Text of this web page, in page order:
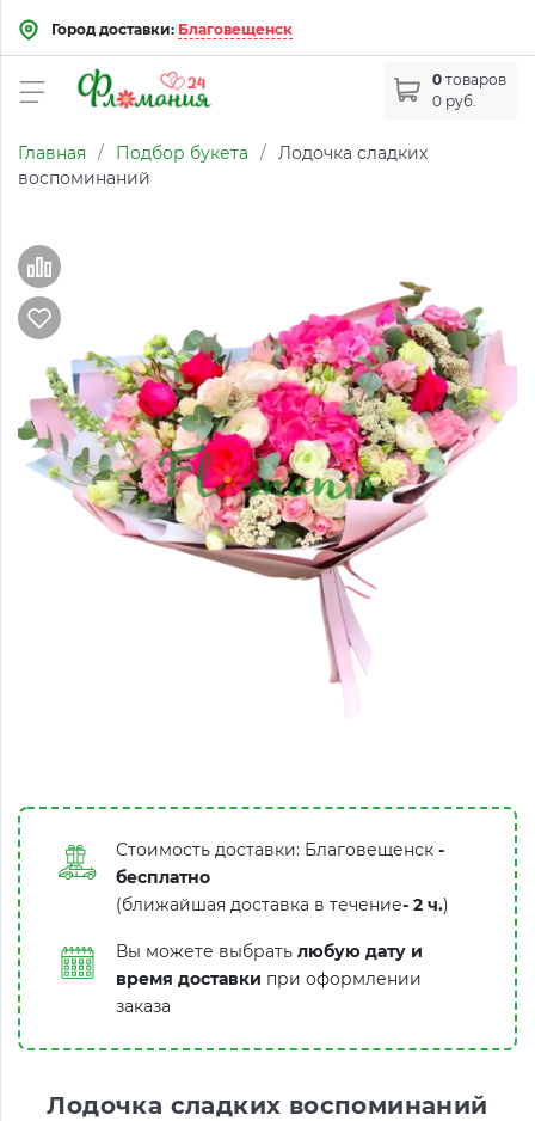
Город доставки: Благовещенск
0 товаров
0 руб.
Главная / Подбор букета / Лодочка сладких
воспоминаний
Стоимость доставки: Благовещенск -
бесплатно
(ближайшая доставка в течение- 2 ч.)
Вы можете выбрать любую дату и
время доставки при оформлении
заказа
Лодочка сладких воспоминаний